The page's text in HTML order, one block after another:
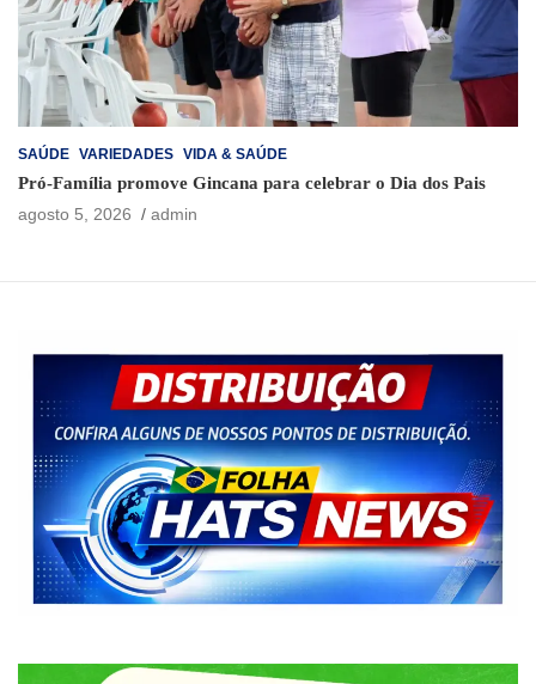
SAÚDE VARIEDADES VIDA & SAÚDE
Pró-Família promove Gincana para celebrar o Dia dos Pais
agosto 5, 2026
admin